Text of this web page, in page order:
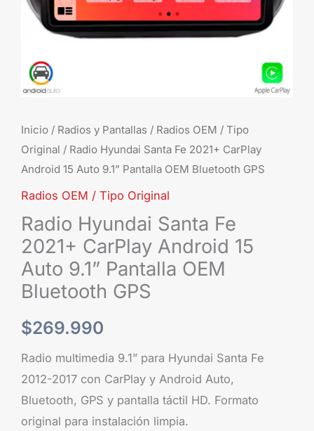
Inicio / Radios y Pantallas / Radios OEM / Tipo
Original / Radio Hyundai Santa Fe 2021+ CarPlay
Android 15 Auto 9.1” Pantalla OEM Bluetooth GPS
Radios OEM / Tipo Original
Radio Hyundai Santa Fe
2021+ CarPlay Android 15
Auto 9.1” Pantalla OEM
Bluetooth GPS
$269.990
Radio multimedia 9.1” para Hyundai Santa Fe
2012-2017 con CarPlay y Android Auto,
Bluetooth, GPS y pantalla táctil HD. Formato
original para instalación limpia.